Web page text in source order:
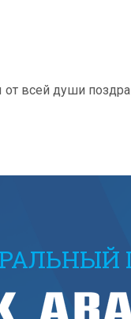
от всей души